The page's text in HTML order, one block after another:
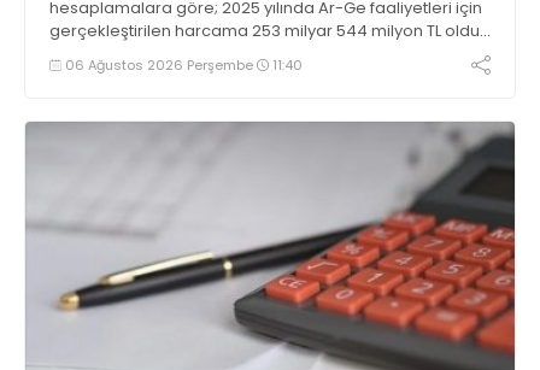
hesaplamalara göre; 2025 yılında Ar-Ge faaliyetleri için
gerçekleştirilen harcama 253 milyar 544 milyon TL oldu.
Ar-Ge harcamalarının merkezi yönetim bütçesi
içerisindeki oranı yüzde 1,58 oldu
06 Ağustos 2026 Perşembe 11:40